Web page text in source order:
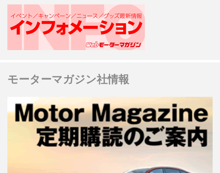
モーターマガジン社情報